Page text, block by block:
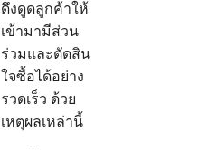
ดึงดูดลูกค้าให้
เข้ามามีส่วน
ร่วมและตัดสิน
ใจซื้อได้อย่าง
รวดเร็ว ด้วย
เหตุผลเหล่านี้